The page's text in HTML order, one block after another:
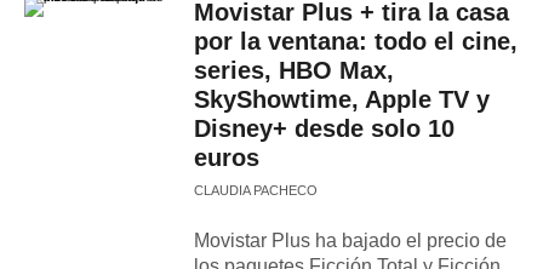
Movistar Plus + tira la casa
por la ventana: todo el cine,
series, HBO Max,
SkyShowtime, Apple TV y
Disney+ desde solo 10
euros
CLAUDIA PACHECO
Movistar Plus ha bajado el precio de